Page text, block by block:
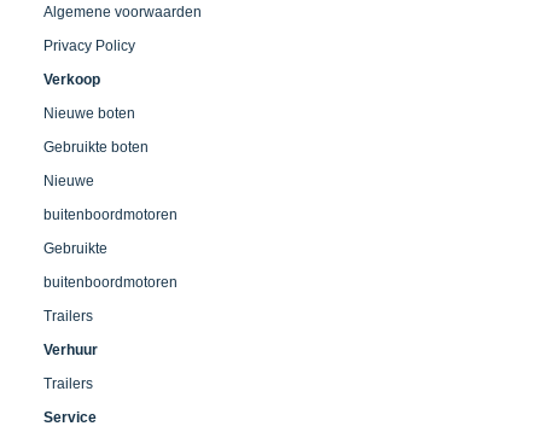
Algemene voorwaarden
Privacy Policy
Verkoop
Nieuwe boten
Gebruikte boten
Nieuwe
buitenboordmotoren
Gebruikte
buitenboordmotoren
Trailers
Verhuur
Trailers
Service